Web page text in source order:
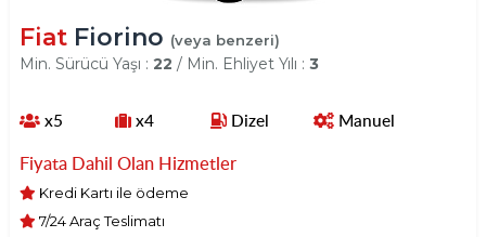
FiatFiorino (veya benzeri)
Min. Sürücü Yaşı : 22 / Min. Ehliyet Yılı : 3
x5 x4 Dizel Manuel
Fiyata Dahil Olan Hizmetler
Kredi Kartı ile ödeme
7/24 Araç Teslimatı